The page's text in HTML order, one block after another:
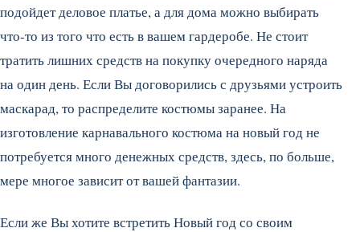
подойдет деловое платье, а для дома можно выбирать
что-то из того что есть в вашем гардеробе. Не стоит
тратить лишних средств на покупку очередного наряда
на один день. Если Вы договорились с друзьями устроить
маскарад, то распределите костюмы заранее. На
изготовление карнавального костюма на новый год не
потребуется много денежных средств, здесь, по больше,
мере многое зависит от вашей фантазии.
Если же Вы хотите встретить Новый год со своим